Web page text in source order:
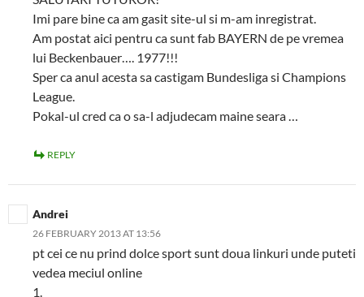
Imi pare bine ca am gasit site-ul si m-am inregistrat.
Am postat aici pentru ca sunt fab BAYERN de pe vremea
lui Beckenbauer…. 1977!!!
Sper ca anul acesta sa castigam Bundesliga si Champions
League.
Pokal-ul cred ca o sa-l adjudecam maine seara …
REPLY
Andrei
26 FEBRUARY 2013 AT 13:56
pt cei ce nu prind dolce sport sunt doua linkuri unde puteti
vedea meciul online
1.